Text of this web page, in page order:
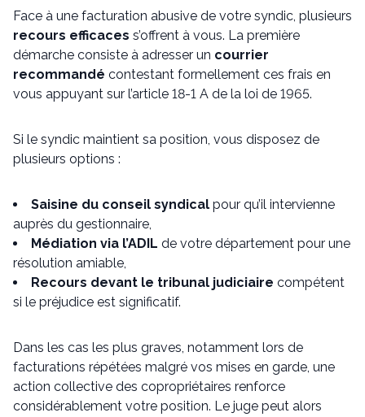
Face à une facturation abusive de votre syndic, plusieurs
recours efficaces s’offrent à vous. La première
démarche consiste à adresser un courrier
recommandé contestant formellement ces frais en
vous appuyant sur l’article 18-1 A de la loi de 1965.
Si le syndic maintient sa position, vous disposez de
plusieurs options :
Saisine du conseil syndical pour qu’il intervienne
auprès du gestionnaire,
Médiation via l’ADIL de votre département pour une
résolution amiable,
Recours devant le tribunal judiciaire compétent
si le préjudice est significatif.
Dans les cas les plus graves, notamment lors de
facturations répétées malgré vos mises en garde, une
action collective des copropriétaires renforce
considérablement votre position. Le juge peut alors